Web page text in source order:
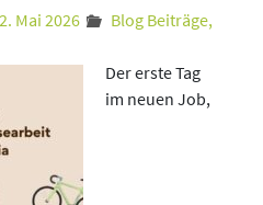
Mai 2026 Blog Beiträge,
Der erste Tag
im neuen Job,